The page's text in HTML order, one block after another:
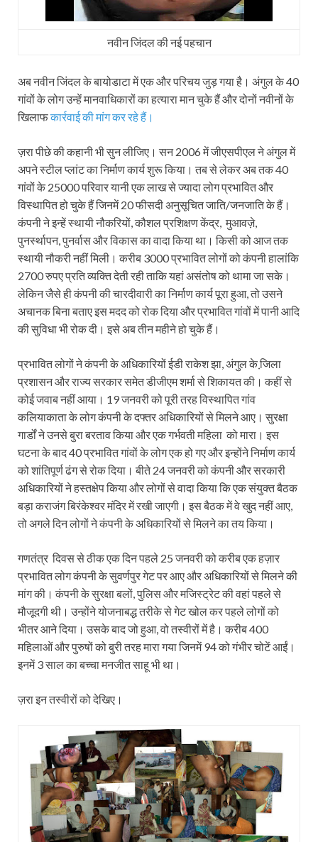
नवीन जिंदल की नई पहचान
अब नवीन जिंदल के बायोडाटा में एक और परिचय जुड़ गया है। अंगुल के 40
गांवों के लोग उन्‍हें मानवाधिकारों का हत्‍यारा मान चुके हैं और दोनों नवीनों के
खिलाफकार्रवाई की मांग कर रहे हैं।
ज़रा पीछे की कहानी भी सुन लीजिए। सन 2006 में जीएसपीएल ने अंगुल में
अपने स्‍टील प्‍लांट का निर्माण कार्य शुरू किया। तब से लेकर अब तक 40
गांवों के 25000 परिवार यानी एक लाख से ज्‍यादा लोग प्रभावित और
विस्‍थापित हो चुके हैं जिनमें 20 फीसदी अनुसूचित जाति/जनजाति के हैं।
कंपनी ने इन्‍हें स्‍थायी नौकरियों, कौशल प्रशिक्षण केंद्र, मुआवज़े,
पुनर्स्‍थापन, पुनर्वास और विकास का वादा किया था। किसी को आज तक
स्‍थायी नौकरी नहीं मिली। करीब 3000 प्रभावित लोगों को कंपनी हालांकि
2700 रुपए प्रति व्‍यक्ति देती रही ताकि यहां असंतोष को थामा जा सके।
लेकिन जैसे ही कंपनी की चारदीवारी का निर्माण कार्य पूरा हुआ, तो उसने
अचानक बिना बताए इस मदद को रोक दिया और प्रभावित गांवों में पानी आदि
की सुविधा भी रोक दी। इसे अब तीन महीने हो चुके हैं।
प्रभावित लोगों ने कंपनी के अधिकारियों ईडी राकेश झा, अंगुल के जि़ला
प्रशासन और राज्‍य सरकार समेत डीजीएम शर्मा से शिकायत की। कहीं से
कोई जवाब नहीं आया। 19 जनवरी को पूरी तरह विस्‍थापित गांव
कलियाकाता के लोग कंपनी के दफ्तर अधिकारियों से मिलने आए। सुरक्षा
गार्डों ने उनसे बुरा बरताव किया और एक गर्भवती महिला को मारा। इस
घटना के बाद 40 प्रभावित गांवों के लोग एक हो गए और इन्‍होंने निर्माण कार्य
को शांतिपूर्ण ढंग से रोक दिया। बीते 24 जनवरी को कंपनी और सरकारी
अधिकारियों ने हस्‍तक्षेप किया और लोगों से वादा किया कि एक संयुक्‍त बैठक
बड़ा कराजंग बिरंकेश्‍वर मंदिर में रखी जाएगी। इस बैठक में वे खुद नहीं आए,
तो अगले दिन लोगों ने कंपनी के अधिकारियों से मिलने का तय किया।
गणतंत्र दिवस से ठीक एक दिन पहले 25 जनवरी को करीब एक हज़ार
प्रभावित लोग कंपनी के सुवर्णपुर गेट पर आए और अधिकारियों से मिलने की
मांग की। कंपनी के सुरक्षा बलों, पुलिस और मजिस्‍ट्रेट की वहां पहले से
मौजूदगी थी। उन्‍होंने योजनाबद्ध तरीके से गेट खोल कर पहले लोगों को
भीतर आने दिया। उसके बाद जो हुआ, वो तस्‍वीरों में है। करीब 400
महिलाओं और पुरुषों को बुरी तरह मारा गया जिनमें 94 को गंभीर चोटें आईं।
इनमें 3 साल का बच्‍चा मनजीत साहू भी था।
ज़रा इन तस्‍वीरों को देखिए।